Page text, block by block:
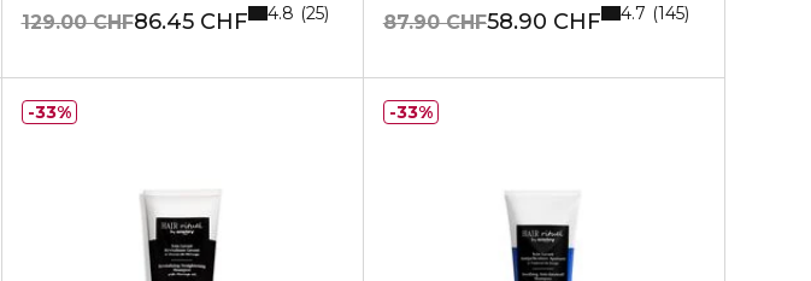
86.45 CHF
129.00 CHF 4.8 25 58.90 CHF
87.90 CHF 4.7 145
33% 33%